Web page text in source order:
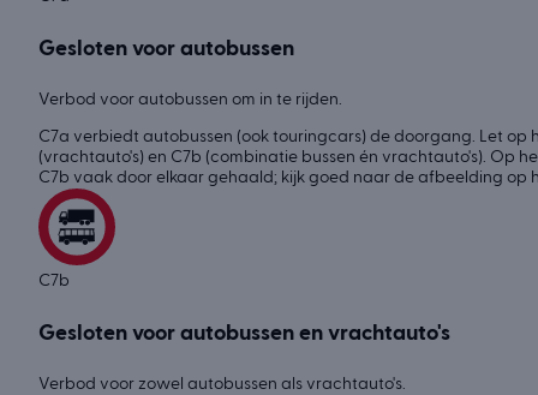
Gesloten voor autobussen
Verbod voor autobussen om in te rijden.
C7a verbiedt autobussen (ook touringcars) de doorgang. Let op
(vrachtauto's) en C7b (combinatie bussen én vrachtauto's). Op
C7b vaak door elkaar gehaald; kijk goed naar de afbeelding op
C7b
Gesloten voor autobussen en vrachtauto's
Verbod voor zowel autobussen als vrachtauto's.